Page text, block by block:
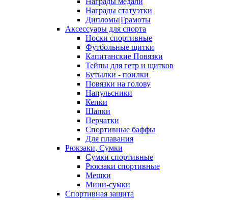
Награды статуэтки
Дипломы|Грамоты
Аксессуары для спорта
Носки спортивные
Футбольные щитки
Капитанские Повязки
Тейпы для гетр и щитков
Бутылки - поилки
Повязки на голову
Напульсники
Кепки
Шапки
Перчатки
Спортивные баффы
Для плавания
Рюкзаки, Сумки
Сумки спортивные
Рюкзаки спортивные
Мешки
Мини-сумки
Спортивная защита